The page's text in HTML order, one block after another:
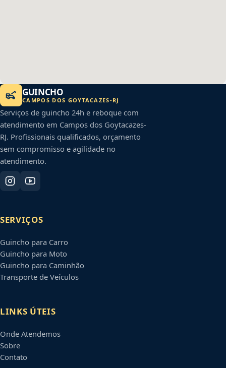
GUINCHO
CAMPOS DOS GOYTACAZES-RJ
Serviços de guincho 24h e reboque com
atendimento em Campos dos Goytacazes-
RJ. Profissionais qualificados, orçamento
sem compromisso e agilidade no
atendimento.
SERVIÇOS
Guincho para Carro
Guincho para Moto
Guincho para Caminhão
Transporte de Veículos
LINKS ÚTEIS
Onde Atendemos
Sobre
Contato